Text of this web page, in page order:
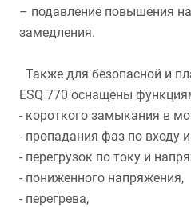
– подавление повышения
замедления.
Также для безопасной и
ESQ 770 оснащены
- короткого замыкания в
- пропадания фаз по входу
- перегрузок по току и
- пониженного напряжения,
- перегрева,